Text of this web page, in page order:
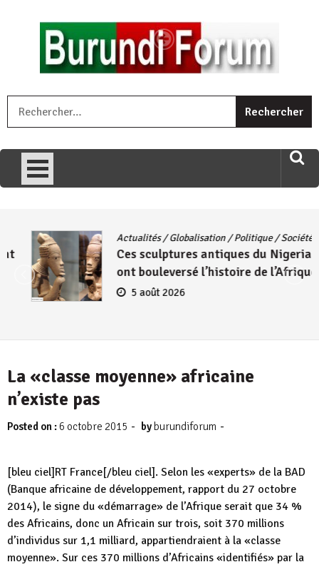
umariye umuryango wawe canke igihugu cakwibarutse .Wewe
uri ngaha ndagusigiye iki kibazo : Uriko ukora iki kugira ngo
Actualités/Globalisation/Politique/Société
Ces sculptures antiques du Nigeria qui
ont bouleversé l’histoire de l’Afrique
5 août 2026
La «classe moyenne» africaine
n’existe pas
Posted on :6 octobre 2015 - by burundiforum -
[bleu ciel]RT France[/bleu ciel]. Selon les «experts» de la BAD
(Banque africaine de développement, rapport du 27 octobre
2014), le signe du «démarrage» de l’Afrique serait que 34 %
des Africains, donc un Africain sur trois, soit 370 millions
d’individus sur 1,1 milliard, appartiendraient à la «classe
moyenne». Sur ces 370 millions d’Africains «identifiés» par la